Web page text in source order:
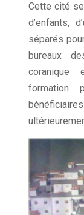
Cette cité
d’enfants,
séparés
bureaux
coranique
formation